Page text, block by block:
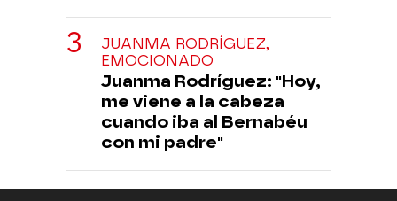
JUANMA RODRÍGUEZ,
EMOCIONADO
Juanma Rodríguez: "Hoy,
me viene a la cabeza
cuando iba al Bernabéu
con mi padre"